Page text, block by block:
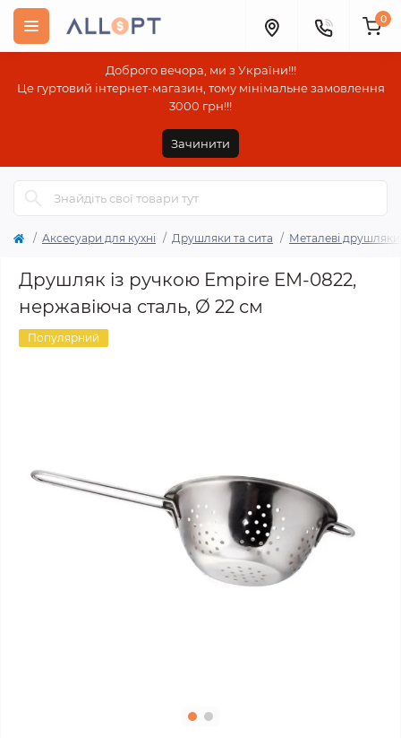
Доброго вечора, ми з України!!!
Це гуртовий інтернет-магазин, тому мінімальне замовлення
3000 грн!!!
Зачинити
0
Аксесуари для кухні Друшляки та сита Металеві друшляки
Друшляк із ручкою Empire EM-0822,
нержавіюча сталь, Ø 22 см
Популярний